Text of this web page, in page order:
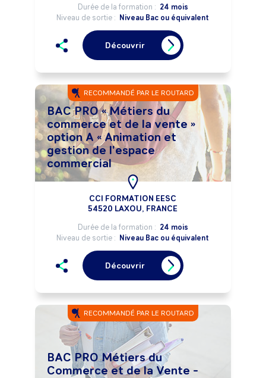
Durée de la formation : 24 mois
Niveau de sortie : Niveau Bac ou équivalent
Découvrir
RECOMMANDÉ PAR LE ROUTARD
BAC PRO « Métiers du
commerce et de la vente »
option A « Animation et
gestion de l'espace
commercial
CCI FORMATION EESC
54520 LAXOU, FRANCE
Durée de la formation : 24 mois
Niveau de sortie : Niveau Bac ou équivalent
Découvrir
RECOMMANDÉ PAR LE ROUTARD
BAC PRO Métiers du
Commerce et de la Vente -